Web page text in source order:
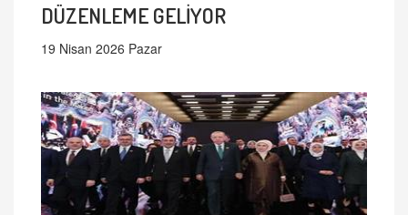
DÜZENLEME GELİYOR
19 Nisan 2026 Pazar